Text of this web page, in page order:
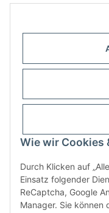
Wie wir Cookies
Durch Klicken auf
Einsatz folgender
ReCaptcha, Google
Manager. Sie können
Informationen
Gesetzliche
Infobox